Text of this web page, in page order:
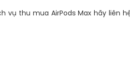
vụ thu mua AirPods Max hãy liên